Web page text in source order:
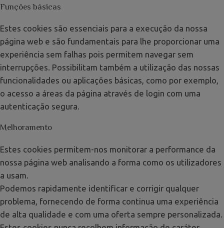
Funções básicas
Estes cookies são essenciais para a execução da nossa
página web e são fundamentais para lhe proporcionar uma
experiência sem falhas pois permitem navegar sem
interrupções. Possibilitam também a utilização das nossas
funcionalidades ou aplicações básicas, como por exemplo,
o acesso a áreas da página através de login com uma
autenticação segura.
Melhoramento
Estes cookies permitem-nos monitorar a performance da
nossa página web analisando a forma como os utilizadores
a usam.
Podemos rapidamente identificar e corrigir qualquer
problema, fornecendo de forma continua uma experiência
de alta qualidade e com uma oferta sempre personalizada.